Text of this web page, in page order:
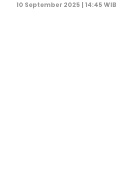
10 September 2025 | 14:45 WIB